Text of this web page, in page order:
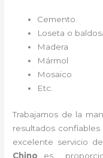
Cemento.
Loseta o
Madera
Mármol
Mosaico
Etc.
Trabajamos de la
resultados
excelente servicio de
Chino es